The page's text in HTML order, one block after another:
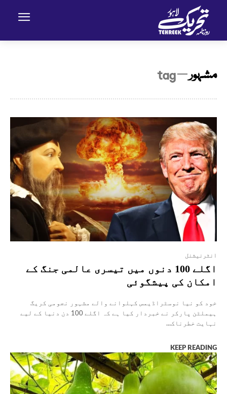
مشہور─ tag
انٹرنیشنل
اگلے 100 دنوں میں تیسری عالمی جنگ کے
امکان کی پیشگوئی
خود کو نیا نوسٹراڈیمس کہلوانے والے مشہور نجومی کریگ
ہیملٹن پارکر نے خبردار کیا ہے کہ اگلے 100 دن دنیا کے لیے
نہایت خطرناک...
KEEP READING